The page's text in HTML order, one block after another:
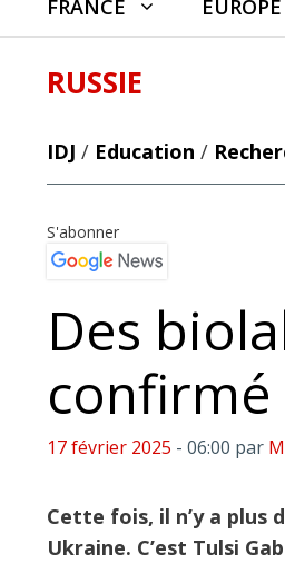
FRANCE EUROPE
RUSSIE
IDJ / Education /
S'abonner
Des
confirmé
17 février 2025 - 06:00 par
Cette fois, il n’y a plus
Ukraine. C’est Tulsi